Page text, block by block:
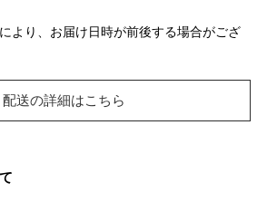
より、お届け日時が前後する場合がござ
配送の詳細はこちら